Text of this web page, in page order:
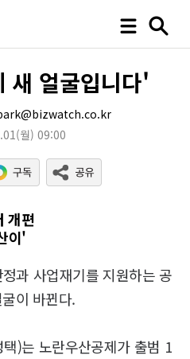
새 얼굴입니다'
(월) 09:00
개편
이'
과 사업재기를 지원하는 공
이 바뀐다.
)는 노란우산공제가 출범 1